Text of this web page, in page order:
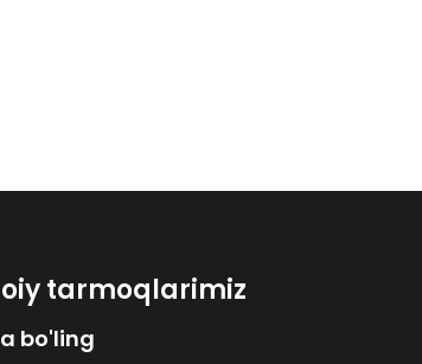
tarmoqlarimiz
bo'ling